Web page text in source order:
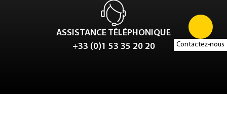
Contactez-nous
ASSISTANCE TÉLÉPHONIQUE
+33 (0)1 53 35 20 20